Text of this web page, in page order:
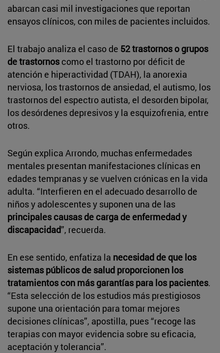
abarcan casi mil investigaciones que reportan
ensayos clínicos, con miles de pacientes incluidos.
El trabajo analiza el caso de 52 trastornos o grupos
de trastornoscomo el trastorno por déficit de
atención e hiperactividad (TDAH), la anorexia
nerviosa, los trastornos de ansiedad, el autismo, los
trastornos del espectro autista, el desorden bipolar,
los desórdenes depresivos y la esquizofrenia, entre
otros.
Según explica Arrondo, muchas enfermedades
mentales presentan manifestaciones clínicas en
edades tempranas y se vuelven crónicas en la vida
adulta. “Interfieren en el adecuado desarrollo de
niños y adolescentes y suponen una de las
principales causas de carga de enfermedad y
discapacidad”, recuerda.
En ese sentido, enfatiza la necesidad de que los
sistemas públicos de salud proporcionen los
tratamientos con más garantías para los pacientes.
“Esta selección de los estudios más prestigiosos
supone una orientación para tomar mejores
decisiones clínicas”, apostilla, pues “recoge las
terapias con mayor evidencia sobre su eficacia,
aceptación y tolerancia”.